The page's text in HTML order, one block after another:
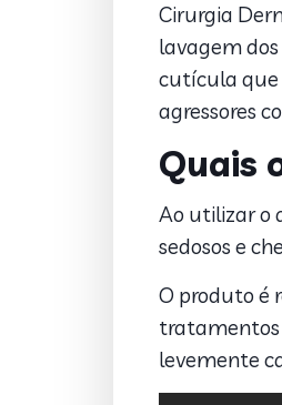
Cirurgia
lavagem
cutícula que
agressores
Quais
Ao utilizar o
sedosos e
O produto é
tratamentos
levemente